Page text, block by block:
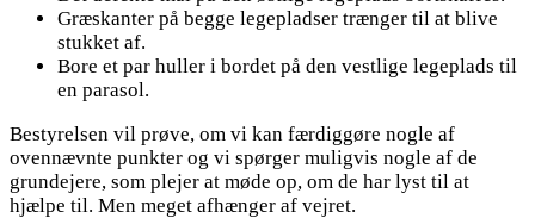
Græskanter på begge legepladser trænger til at blive
stukket af.
Bore et par huller i bordet på den vestlige legeplads til
en parasol.
Bestyrelsen vil prøve, om vi kan færdiggøre nogle af
ovennævnte punkter og vi spørger muligvis nogle af de
grundejere, som plejer at møde op, om de har lyst til at
hjælpe til. Men meget afhænger af vejret.